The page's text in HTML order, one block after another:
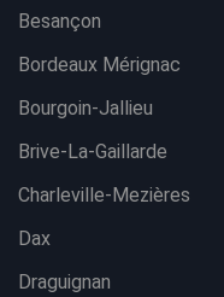
Besançon
Bordeaux Mérignac
Bourgoin-Jallieu
Brive-La-Gaillarde
Charleville-Mezières
Dax
Draguignan